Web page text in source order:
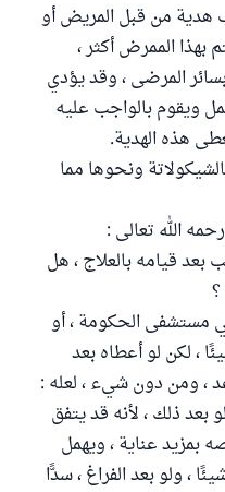
هدية من قبل المريض أو
بهذا الممرض أكثر ،
المرضى ، وقد يؤدي
ويقوم بالواجب عليه
هذه الهدية.
ونحوها مما
الله تعالى :
قيامه بالعلاج ، هل
مستشفى الحكومة ، أو
، لكن لو أعطاه بعد
، ومن دون شيء ، لعله :
ذلك ، لأنه قد يتفق
بمزيد عناية ، ويهمل
، ولو بعد الفراغ ، سدًّا